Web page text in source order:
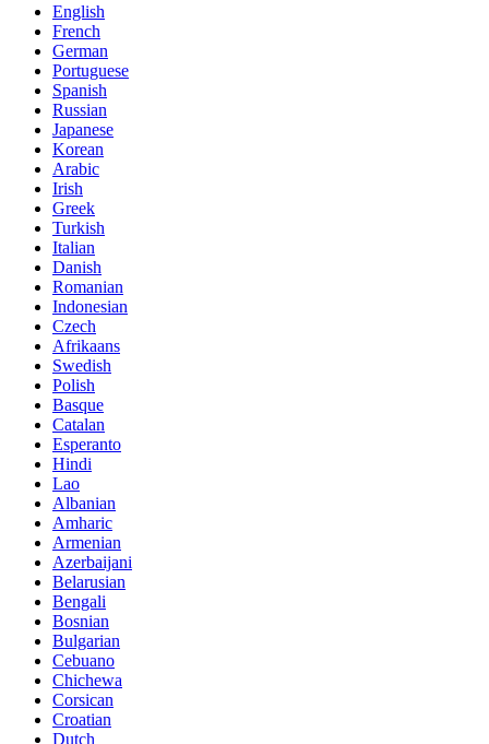
English
French
German
Portuguese
Spanish
Russian
Japanese
Korean
Arabic
Irish
Greek
Turkish
Italian
Danish
Romanian
Indonesian
Czech
Afrikaans
Swedish
Polish
Basque
Catalan
Esperanto
Hindi
Lao
Albanian
Amharic
Armenian
Azerbaijani
Belarusian
Bengali
Bosnian
Bulgarian
Cebuano
Chichewa
Corsican
Croatian
Dutch